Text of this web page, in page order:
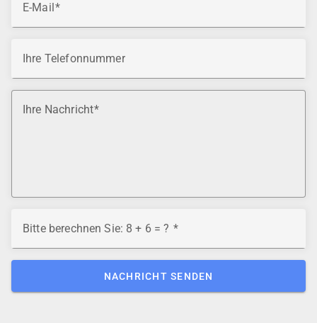
E-Mail
Ihre Telefonnummer
Ihre Nachricht
Bitte berechnen Sie: 8 + 6 = ?
NACHRICHT SENDEN